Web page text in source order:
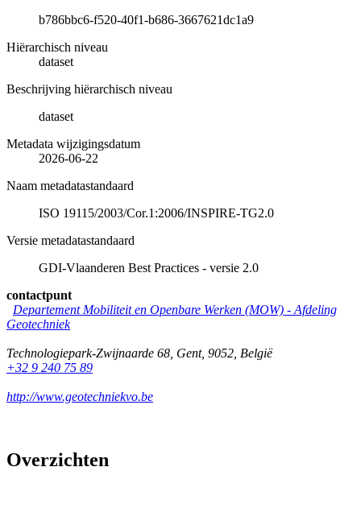
b786bbc6-f520-40f1-b686-3667621dc1a9
Hiërarchisch niveau
dataset
Beschrijving hiërarchisch niveau
dataset
Metadata wijzigingsdatum
2026-06-22
Naam metadatastandaard
ISO 19115/2003/Cor.1:2006/INSPIRE-TG2.0
Versie metadatastandaard
GDI-Vlaanderen Best Practices - versie 2.0
contactpunt
Departement Mobiliteit en Openbare Werken (MOW) - Afdeling
Geotechniek
Technologiepark-Zwijnaarde 68 Gent, 9052 België
+32 9 240 75 89
http://www.geotechniekvo.be
Overzichten